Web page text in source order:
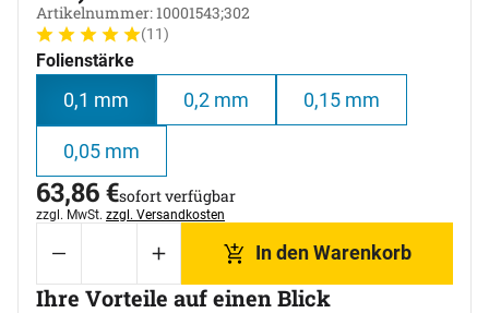
Artikelnummer: 10001543;302
Bewertung: 5 von 5 (11 Bewertungen)
11 Bewertungen
(11)
Folienstärke
0,1 mm 0,2 mm 0,15 mm
0,05 mm
63,86€sofort verfügbar
Steuerhinweis:
zzgl. MwSt. zzgl. Versandkosten
In den Warenkorb
Ihre Vorteile auf einen Blick